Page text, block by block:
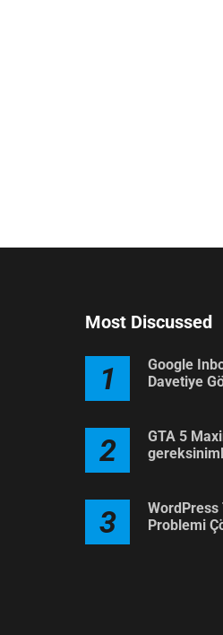
Most Discussed
1
Google
Davetiye
2
GTA 5
3
Problemi